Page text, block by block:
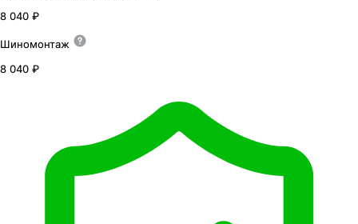
8 040 ₽
Шиномонтаж
8 040 ₽